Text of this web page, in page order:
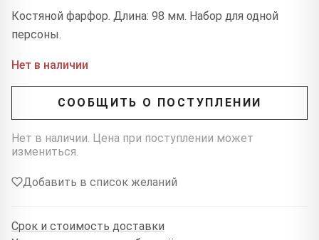
Костяной фарфор. Длина: 98 мм. Набор для одной
персоны.
Нет в наличии
СООБЩИТЬ О ПОСТУПЛЕНИИ
Нет в наличии. Цена при поступлении может
измениться.
Добавить в список желаний
Срок и стоимость доставки